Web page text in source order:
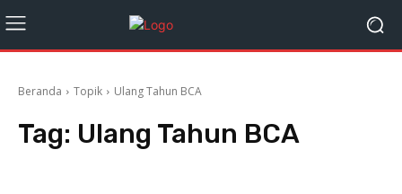
Beranda Topik Ulang Tahun BCA
Tag: Ulang Tahun BCA